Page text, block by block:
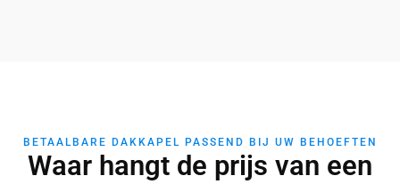
BETAALBARE DAKKAPEL PASSEND BIJ UW BEHOEFTEN
Waar hangt de prijs van een